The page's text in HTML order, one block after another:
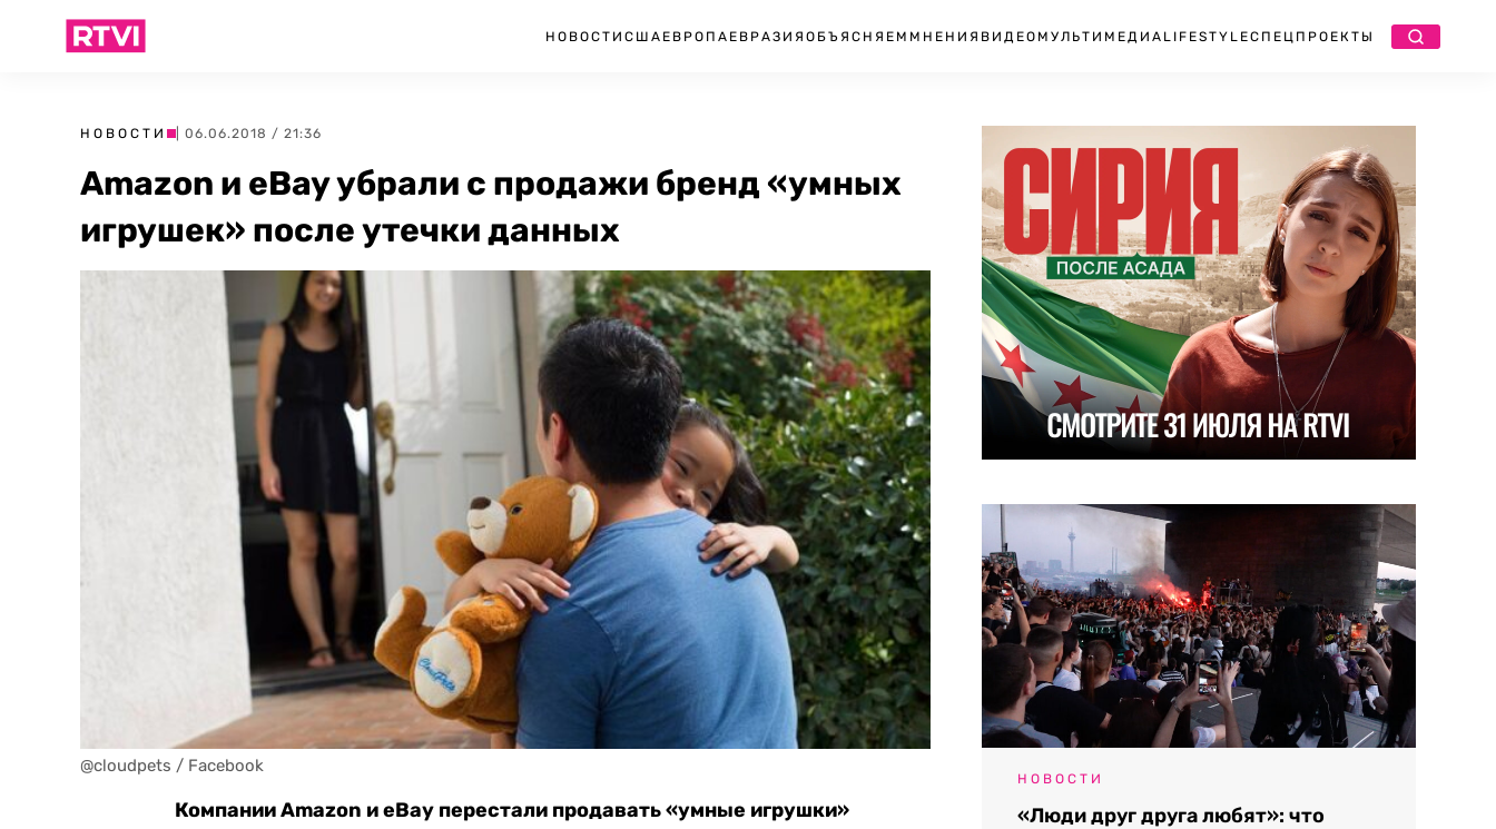
НОВОСТИ США ЕВРОПА ЕВРАЗИЯ ОБЪЯСНЯЕМ МНЕНИЯ ВИДЕО МУЛЬТИМЕДИА LIFESTYLEСПЕЦПРОЕКТЫ
НОВОСТИ | 06.06.2018 / 21:36
Amazon и eBay убрали с продажи бренд «умных
игрушек» после утечки данных
@cloudpets / Facebook
Компании Amazon и eBay перестали продавать «умные игрушки»
НОВОСТИ
«Люди друг друга любят»: что